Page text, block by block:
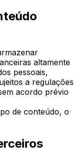
altamente
pessoais,
a regulações
acordo prévio
de conteúdo, o